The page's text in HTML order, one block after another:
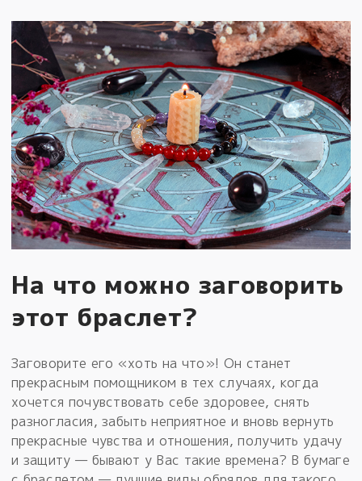
На что можно заговорить
этот браслет?
Заговорите его «хоть на что»! Он станет
прекрасным помощником в тех случаях, когда
хочется почувствовать себе здоровее, снять
разногласия, забыть неприятное и вновь вернуть
прекрасные чувства и отношения, получить удачу
и защиту — бывают у Вас такие времена? В бумаге